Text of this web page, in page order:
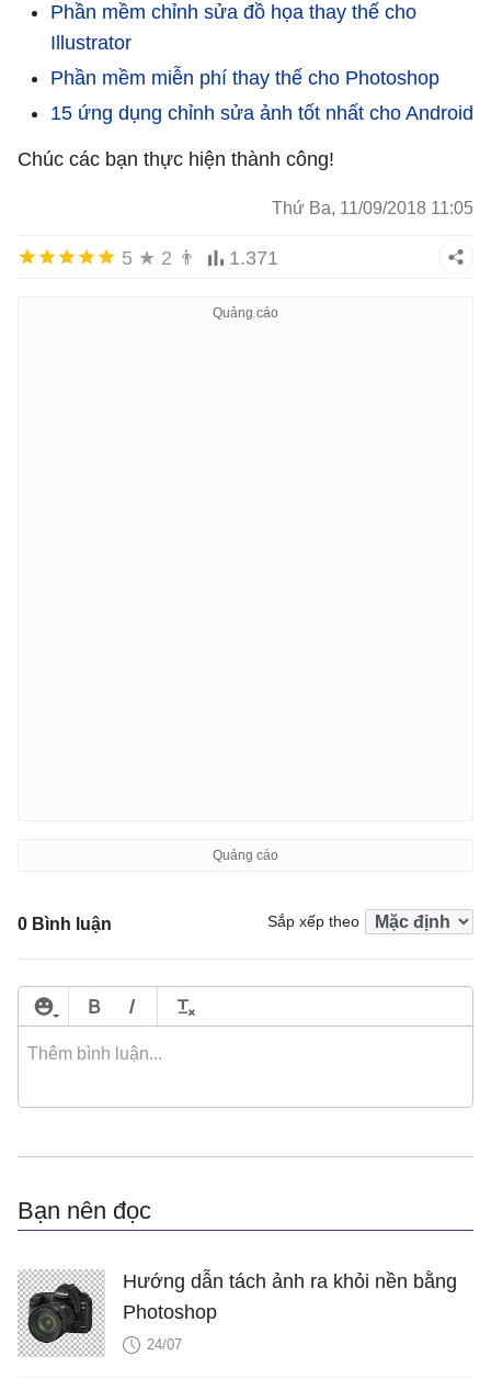
Phần mềm chỉnh sửa đồ họa thay thế cho
Illustrator
Phần mềm miễn phí thay thế cho Photoshop
15 ứng dụng chỉnh sửa ảnh tốt nhất cho Android
Chúc các bạn thực hiện thành công!
Thứ Ba, 11/09/2018 11:05
5 ★ 2 👨 1.371
0 Bình luận Sắp xếp theo
Bạn nên đọc
Hướng dẫn tách ảnh ra khỏi nền bằng
Photoshop
24/07